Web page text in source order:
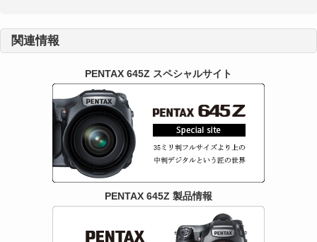
関連情報
PENTAX 645Z スペシャルサイト
PENTAX 645Z 製品情報